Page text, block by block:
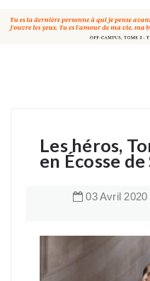
Les héros,
en Écosse
03Avril 2020